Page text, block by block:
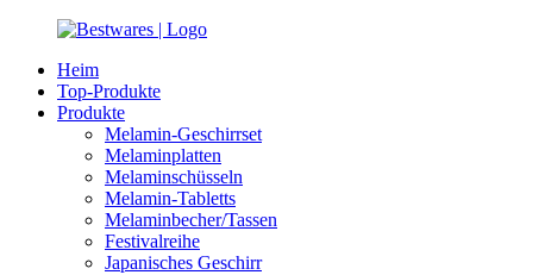
Heim
Top-Produkte
Produkte
Melamin-Geschirrset
Melaminplatten
Melaminschüsseln
Melamin-Tabletts
Melaminbecher/Tassen
Festivalreihe
Japanisches Geschirr